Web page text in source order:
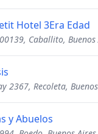
Hotel 3Era Edad
Caballito,
2367, Recoleta,
y Abuelos